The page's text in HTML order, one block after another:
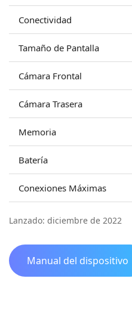
Conectividad
Tamaño de Pantalla
Cámara Frontal
Cámara Trasera
Memoria
Batería
Conexiones Máximas
Lanzado: diciembre de 2022
Manual del dispositivo